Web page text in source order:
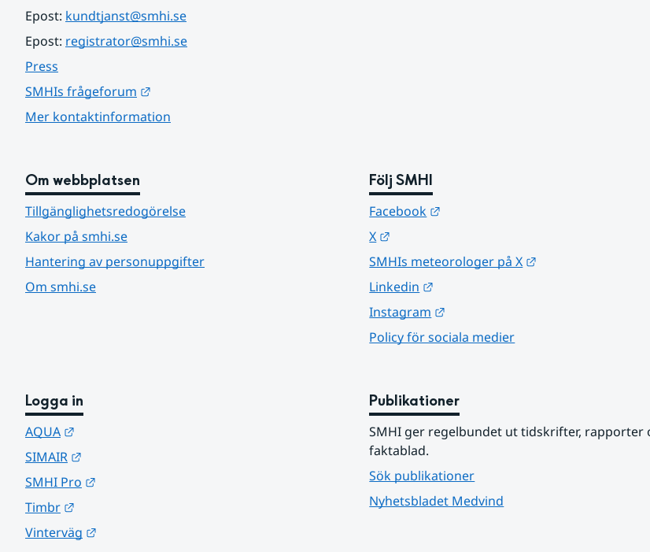
Epost: kundtjanst@smhi.se
Epost: registrator@smhi.se
Press
SMHIs frågeforum
Mer kontaktinformation
Om webbplatsen
Tillgänglighetsredogörelse
Kakor på smhi.se
Hantering av personuppgifter
Om smhi.se
Följ SMHI
Facebook
X
SMHIs meteorologer på X
Linkedin
Instagram
Policy för sociala medier
Logga in
AQUA
SIMAIR
SMHI Pro
Timbr
Vinterväg
Publikationer
SMHI ger regelbundet ut tidskrifter, rapporter
faktablad.
Sök publikationer
Nyhetsbladet Medvind